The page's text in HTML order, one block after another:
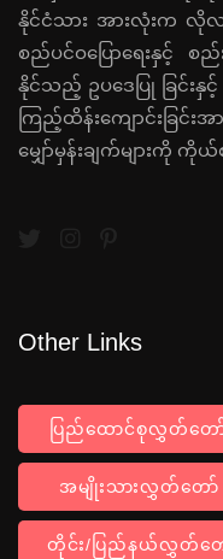
နိုင်ငံသား အားလုံးက လိုလာ
စည်ပင်ဝပြောရေးနှင့်
နိုင်သည့် ဥပဒေပြု ခြင်းနှ
ကြည့်ထိန်းကျောင်းခြင်းအ
မျှော်မှန်းချက်များကို ကို
Other Links
ပြည်ထောင်စုလွှတ်တေ
အမျိုးသားလွှတ်တော်
တိုင်း/ပြည်နယ်လွှတ်တော်